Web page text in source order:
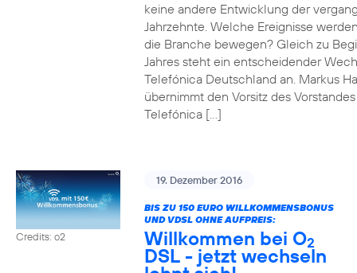
keine andere Entwicklung der
Jahrzehnte. Welche Ereignisse
die Branche bewegen? Gleich zu
Jahres steht ein entscheidender
Telefónica Deutschland an. Markus
übernimmt den Vorsitz des
Telefónica […]
Credits: o2
19. Dezember 2016
BIS ZU 150 EURO WILLKOMMENSBONUS
UND VDSL OHNE AUFPREIS:
Willkommen bei O2
DSL - jetzt wechseln